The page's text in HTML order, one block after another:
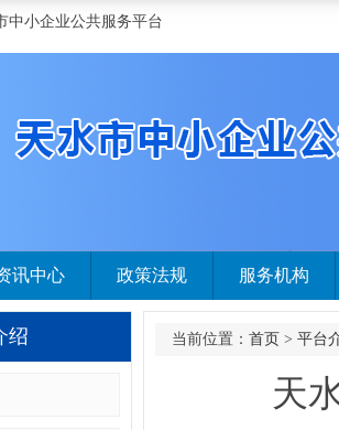
中小企业公共服务平台
讯中心 政策法规 服务机构
绍 当前位置： 首页 > 平台
天